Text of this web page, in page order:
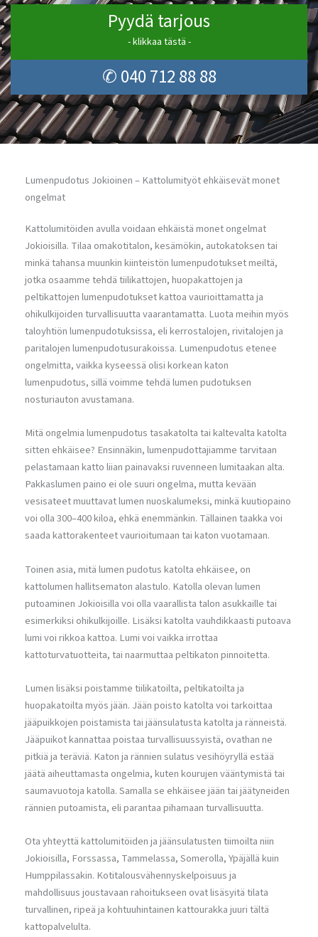
Pyydä tarjous
- klikkaa tästä -
✆ 040 712 88 88
Lumenpudotus Jokioinen – Kattolumityöt ehkäisevät monet
ongelmat
Kattolumitöiden avulla voidaan ehkäistä monet ongelmat
Jokioisilla. Tilaa omakotitalon, kesämökin, autokatoksen tai
minkä tahansa muunkin kiinteistön lumenpudotukset meiltä,
jotka osaamme tehdä tiilikattojen, huopakattojen ja
peltikattojen lumenpudotukset kattoa vaurioittamatta ja
ohikulkijoiden turvallisuutta vaarantamatta. Luota meihin myös
taloyhtiön lumenpudotuksissa, eli kerrostalojen, rivitalojen ja
paritalojen lumenpudotusurakoissa. Lumenpudotus etenee
ongelmitta, vaikka kyseessä olisi korkean katon
lumenpudotus, sillä voimme tehdä lumen pudotuksen
nosturiauton avustamana.
Mitä ongelmia lumenpudotus tasakatolta tai kaltevalta katolta
sitten ehkäisee? Ensinnäkin, lumenpudottajiamme tarvitaan
pelastamaan katto liian painavaksi ruvenneen lumitaakan alta.
Pakkaslumen paino ei ole suuri ongelma, mutta kevään
vesisateet muuttavat lumen nuoskalumeksi, minkä kuutiopaino
voi olla 300–400 kiloa, ehkä enemmänkin. Tällainen taakka voi
saada kattorakenteet vaurioitumaan tai katon vuotamaan.
Toinen asia, mitä lumen pudotus katolta ehkäisee, on
kattolumen hallitsematon alastulo. Katolla olevan lumen
putoaminen Jokioisilla voi olla vaarallista talon asukkaille tai
esimerkiksi ohikulkijoille. Lisäksi katolta vauhdikkaasti putoava
lumi voi rikkoa kattoa. Lumi voi vaikka irrottaa
kattoturvatuotteita, tai naarmuttaa peltikaton pinnoitetta.
Lumen lisäksi poistamme tiilikatoilta, peltikatoilta ja
huopakatoilta myös jään. Jään poisto katolta voi tarkoittaa
jääpuikkojen poistamista tai jäänsulatusta katolta ja ränneistä.
Jääpuikot kannattaa poistaa turvallisuussyistä, ovathan ne
pitkiä ja teräviä. Katon ja rännien sulatus vesihöyryllä estää
jäätä aiheuttamasta ongelmia, kuten kourujen vääntymistä tai
saumavuotoja katolla. Samalla se ehkäisee jään tai jäätyneiden
rännien putoamista, eli parantaa pihamaan turvallisuutta.
Ota yhteyttä kattolumitöiden ja jäänsulatusten tiimoilta niin
Jokioisilla, Forssassa, Tammelassa, Somerolla, Ypäjällä kuin
Humppilassakin. Kotitalousvähennyskelpoisuus ja
mahdollisuus joustavaan rahoitukseen ovat lisäsyitä tilata
turvallinen, ripeä ja kohtuuhintainen kattourakka juuri tältä
kattopalvelulta.